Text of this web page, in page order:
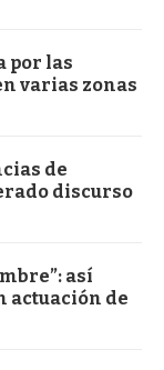
por las
varias zonas
de
discurso
así
de